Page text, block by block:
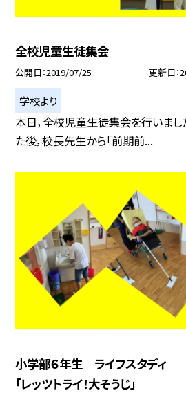
全校児童生徒集会
公開日 2019/07/25 更新日
学校より
本日，全校児童生徒集会を行いまし
た後，校長先生から「前期前...
小学部６年生 ライ
「レッツトライ！大そうじ」